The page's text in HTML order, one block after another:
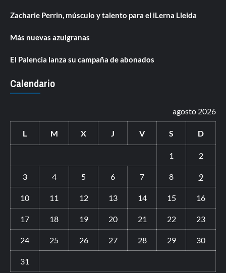
Zacharie Perrin, músculo y talento para el iLerna Lleida
Más nuevas azulgranas
El Palencia lanza su campaña de abonados
Calendario
agosto 2026
L M X J V S D
1 2
3 4 5 6 7 8 9
10 11 12 13 14 15 16
17 18 19 20 21 22 23
24 25 26 27 28 29 30
31